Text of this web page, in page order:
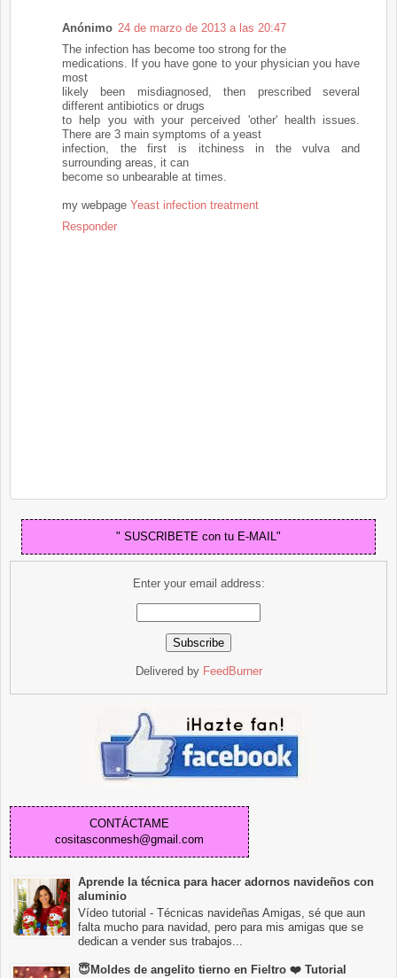
Anónimo 24 de marzo de 2013 a las 20:47
The infection has become too strong for the
medications. If you have gone to your physician you have
most
likely been misdiagnosed, then prescribed several
different antibiotics or drugs
to help you with your perceived 'other' health issues.
There are 3 main symptoms of a yeast
infection, the first is itchiness in the vulva and
surrounding areas, it can
become so unbearable at times.
my webpage Yeast infection treatment
Responder
" SUSCRIBETE con tu E-MAIL"
Enter your email address:
Delivered by FeedBurner
CONTÁCTAME
cositasconmesh@gmail.com
Aprende la técnica para hacer adornos navideños con
aluminio
Vídeo tutorial - Técnicas navideñas Amigas, sé que aun
falta mucho para navidad, pero para mis amigas que se
dedican a vender sus trabajos...
😇Moldes de angelito tierno en Fieltro ❤️ Tutorial